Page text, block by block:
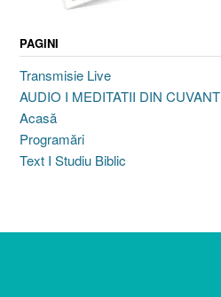
PAGINI
Transmisie Live
AUDIO I MEDITATII DIN CUVANT
Acasă
Programări
Text I Studiu Biblic